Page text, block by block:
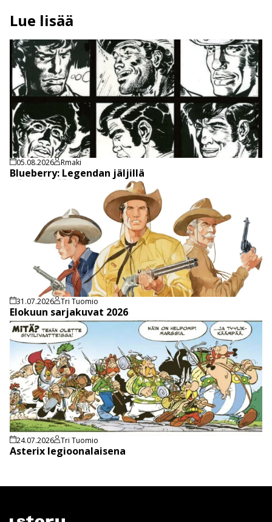
Lue lisää
05.08.2026 Rmaki
Blueberry: Legendan jäljillä
31.07.2026 Tri Tuomio
Elokuun sarjakuvat 2026
24.07.2026 Tri Tuomio
Asterix legioonalaisena